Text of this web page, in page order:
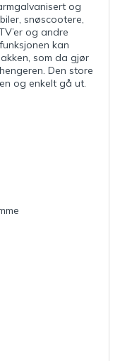
og
snøscootere,
og andre
kan
som da gjør
Den store
og enkelt gå ut.